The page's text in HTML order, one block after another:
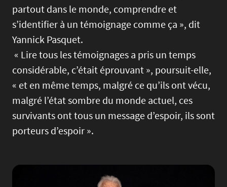
partout dans le monde, comprendre et
s’identifier à un témoignage comme ça », dit
Yannick Pasquet.
« Lire tous les témoignages a pris un temps
considérable, c’était éprouvant », poursuit-elle,
« et en même temps, malgré ce qu’ils ont vécu,
malgré l’état sombre du monde actuel, ces
survivants ont tous un message d’espoir, ils sont
porteurs d’espoir ».
Image